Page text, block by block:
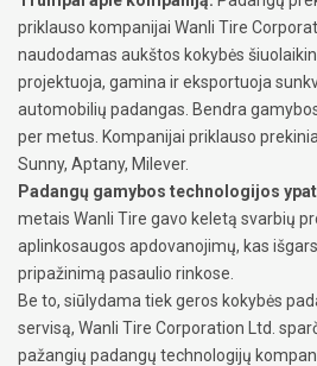
priklauso kompanijai Wanli Tire
naudodamas aukštos kokybės
projektuoja, gamina ir eksportuoja
automobilių padangas. Bendra
per metus. Kompanijai priklauso
Sunny, Aptany, Milever.
Padangų gamybos technologijos
metais Wanli Tire gavo keletą svarbių
aplinkosaugos apdovanojimų, kas
pripažinimą pasaulio rinkose.
Be to, siūlydama tiek geros kokybės
servisą, Wanli Tire Corporation Ltd.
pažangių padangų technologijų